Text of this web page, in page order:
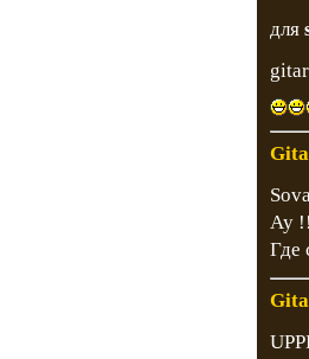
для
Ау
Где